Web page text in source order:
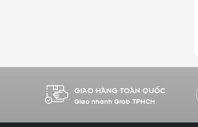
GIAO HÀNG TOÀN QUỐC
Giao nhanh Grab TPHCM